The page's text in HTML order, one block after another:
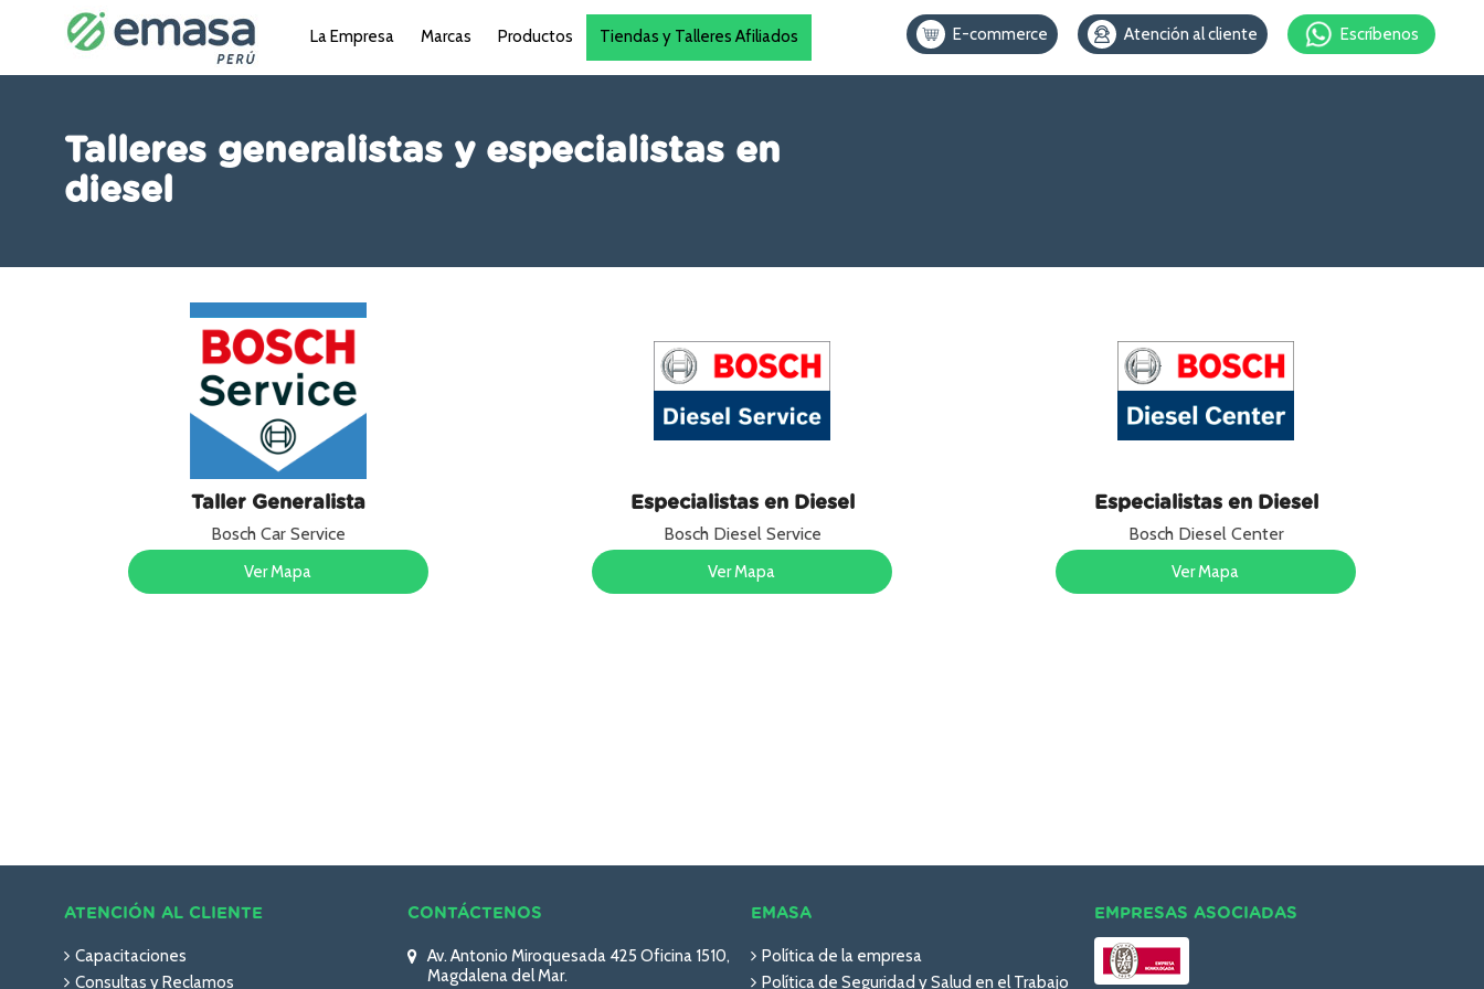
La Empresa Marcas Productos Tiendas y Talleres Afiliados E-commerce Atención al cliente Escríbenos
Talleres generalistas y especialistas en
diesel
Taller Generalista
Bosch Car Service
Ver Mapa
Especialistas en Diesel
Bosch Diesel Service
Ver Mapa
Especialistas en Diesel
Bosch Diesel Center
Ver Mapa
ATENCIÓN AL CLIENTE
Capacitaciones
Consultas y Reclamos
CONTÁCTENOS
Av. Antonio Miroquesada 425 Oficina 1510,
Magdalena del Mar.
EMASA
Política de la empresa
Política de Seguridad y Salud en el Trabajo
EMPRESAS ASOCIADAS